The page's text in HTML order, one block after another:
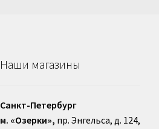
Наши магазины
Санкт-Петербург
м. «Озерки», пр. Энгельса, д. 124,